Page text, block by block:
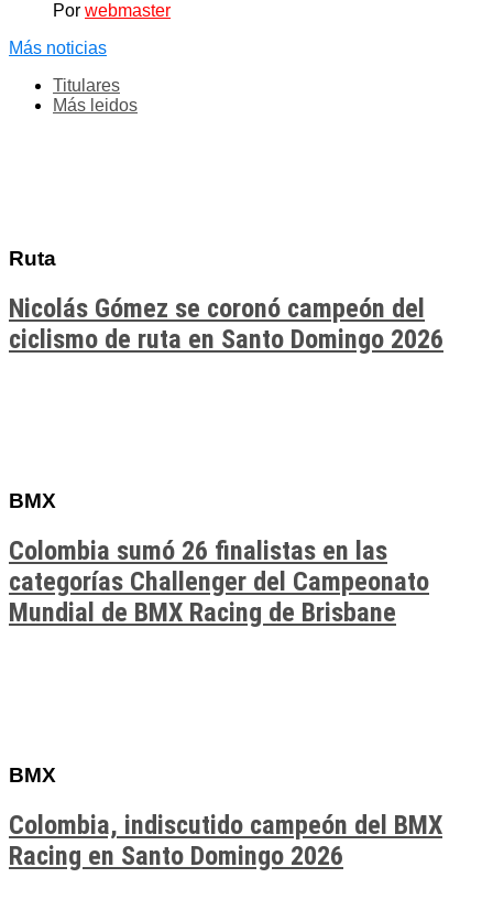
Por webmaster
Más noticias
Titulares
Más leidos
Ruta
Nicolás Gómez se coronó campeón del
ciclismo de ruta en Santo Domingo 2026
BMX
Colombia sumó 26 finalistas en las
categorías Challenger del Campeonato
Mundial de BMX Racing de Brisbane
BMX
Colombia, indiscutido campeón del BMX
Racing en Santo Domingo 2026